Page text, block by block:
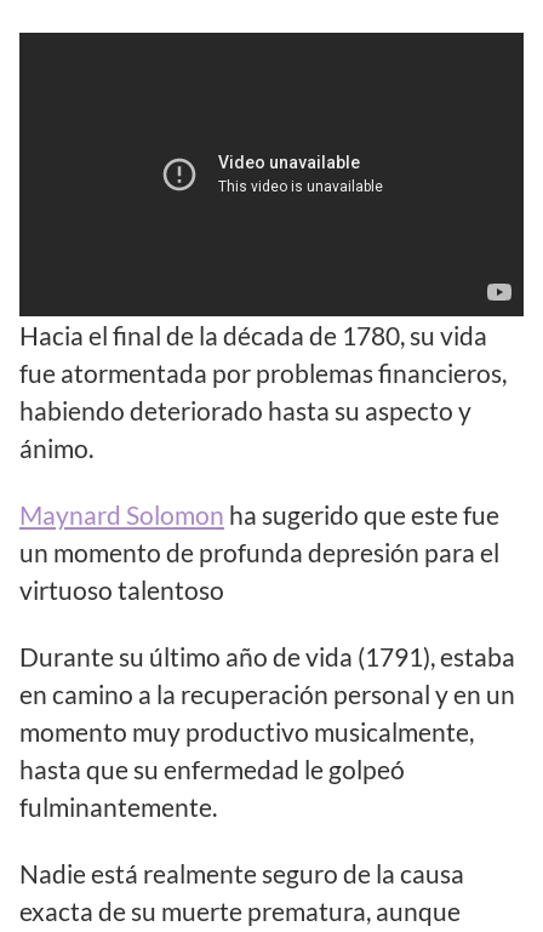
Hacia el final de la década de 1780, su vida
fue atormentada por problemas financieros,
habiendo deteriorado hasta su aspecto y
ánimo.
Maynard Solomon ha sugerido que este fue
un momento de profunda depresión para el
virtuoso talentoso
Durante su último año de vida (1791), estaba
en camino a la recuperación personal y en un
momento muy productivo musicalmente,
hasta que su enfermedad le golpeó
fulminantemente.
Nadie está realmente seguro de la causa
exacta de su muerte prematura, aunque